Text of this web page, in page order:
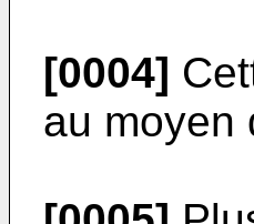
[0004]
au moyen